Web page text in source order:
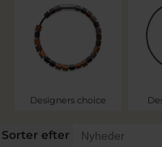
personlige
Armbåndene laves
sølv
Designers choice
Sorter efter